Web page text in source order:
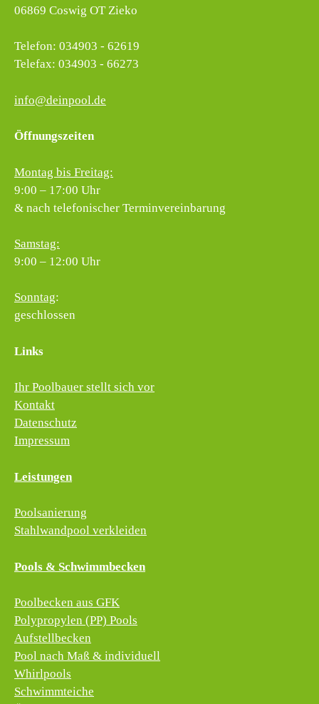
06869 Coswig OT Zieko
Telefon: 034903 - 62619
Telefax: 034903 - 66273
info@deinpool.de
Öffnungszeiten
Montag bis Freitag:
9:00 – 17:00 Uhr
& nach telefonischer Terminvereinbarung
Samstag:
9:00 – 12:00 Uhr
Sonntag:
geschlossen
Links
Ihr Poolbauer stellt sich vor
Kontakt
Datenschutz
Impressum
Leistungen
Poolsanierung
Stahlwandpool verkleiden
Pools & Schwimmbecken
Poolbecken aus GFK
Polypropylen (PP) Pools
Aufstellbecken
Pool nach Maß & individuell
Whirlpools
Schwimmteiche